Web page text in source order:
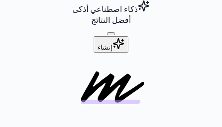
ذكاء اصطناعي أذكى
أفضل النتائج
إنشاء